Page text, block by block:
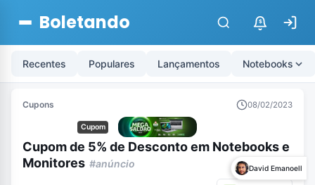
Boletando $
Recentes Populares Lançamentos Notebooks
Cupons 08/02/2023
Cupom
David Emanoell
Cupom de 5% de Desconto em Notebooks e
Monitores #anúncio